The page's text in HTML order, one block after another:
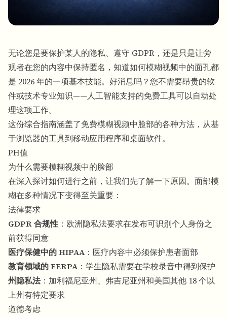
批量背景移除
无论您是要保护某人的隐私、遵守 GDPR，还是只是让旁
观者在您的内容中保持匿名，知道如何模糊视频中的面孔都
是 2026 年的一项基本技能。好消息吗？您不需要昂贵的软
件或技术专业知识——人工智能支持的免费工具可以自动处
理这项工作。
这份综合指南涵盖了免费模糊视频中脸部的各种方法，从基
于浏览器的工具到移动应用程序和桌面软件。
PH值
为什么需要模糊视频中的脸部
在深入探讨如何进行之前，让我们先了解一下原因。面部模
糊在多种情况下变得至关重要：
法律要求
GDPR 合规性 ：欧洲隐私法要求在发布可识别个人身份之
前获得同意
医疗保健中的 HIPAA：医疗内容中必须保护患者面部
教育领域的 FERPA：学生隐私需要在学校录音中得到保护
州隐私法：加利福尼亚州、弗吉尼亚州和美国其他 18 个以
上州有特定要求
道德考虑